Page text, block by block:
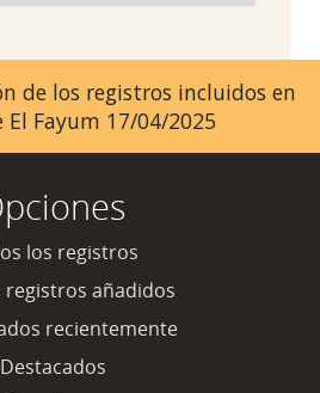
de los registros incluidos en
El Fayum 17/04/2025
los registros
registros añadidos
recientemente
Destacados